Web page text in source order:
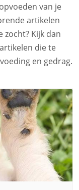
van je
artikelen
zocht? Kijk dan
die te
en gedrag.